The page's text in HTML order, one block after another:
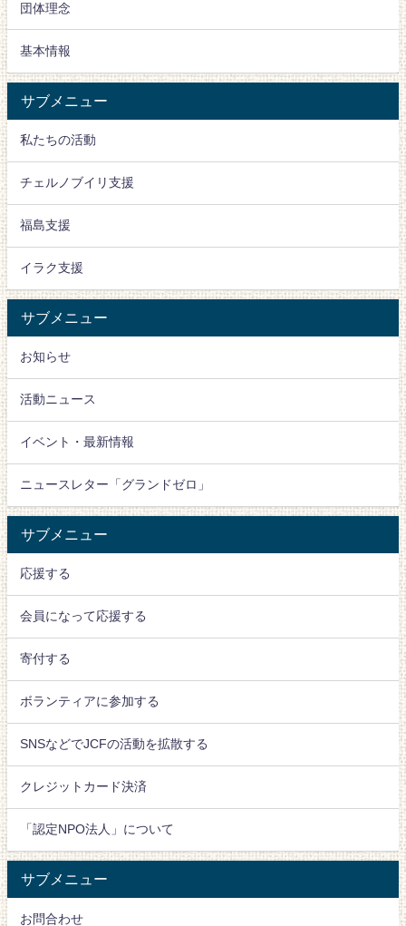
団体理念
基本情報
サブメニュー
私たちの活動
チェルノブイリ支援
福島支援
イラク支援
サブメニュー
お知らせ
活動ニュース
イベント・最新情報
ニュースレター「グランドゼロ」
サブメニュー
応援する
会員になって応援する
寄付する
ボランティアに参加する
SNSなどでJCFの活動を拡散する
クレジットカード決済
「認定NPO法人」について
サブメニュー
お問合わせ